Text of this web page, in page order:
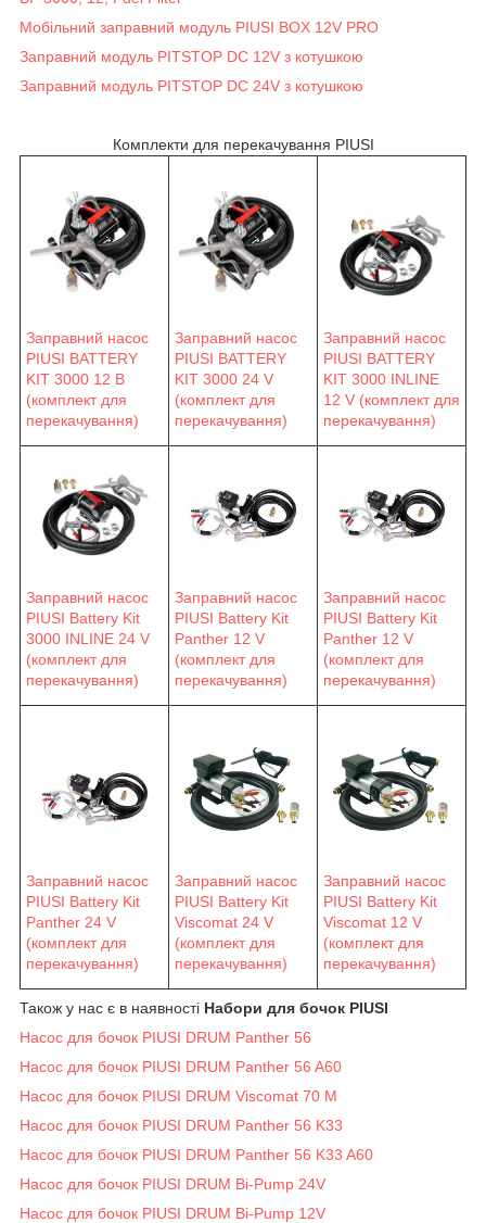
Мобільний заправний модуль PIUSI BOX 12V PRO
Заправний модуль PITSTOP DC 12V з котушкою
Заправний модуль PITSTOP DC 24V з котушкою
Комплекти для перекачування PIUSI
Заправний насос
PIUSI BATTERY
KIT 3000 12 В
(комплект для
перекачування)
Заправний насос
PIUSI BATTERY
KIT 3000 24 V
(комплект для
перекачування)
Заправний насос
PIUSI BATTERY
KIT 3000 INLINE
12 V (комплект для
перекачування)
Заправний насос
PIUSI Battery Kit
3000 INLINE 24 V
(комплект для
перекачування)
Заправний насос
PIUSI Battery Kit
Panther 12 V
(комплект для
перекачування)
Заправний насос
PIUSI Battery Kit
Panther 12 V
(комплект для
перекачування)
Заправний насос
PIUSI Battery Kit
Panther 24 V
(комплект для
перекачування)
Заправний насос
PIUSI Battery Kit
Viscomat 24 V
(комплект для
перекачування)
Заправний насос
PIUSI Battery Kit
Viscomat 12 V
(комплект для
перекачування)
Також у нас є в наявності Набори для бочок PIUSI
Насос для бочок PIUSI DRUM Panther 56
Насос для бочок PIUSI DRUM Panther 56 A60
Насос для бочок PIUSI DRUM Viscomat 70 M
Насос для бочок PIUSI DRUM Panther 56 K33
Насос для бочок PIUSI DRUM Panther 56 K33 A60
Насос для бочок PIUSI DRUM Bi-Pump 24V
Насос для бочок PIUSI DRUM Bi-Pump 12V